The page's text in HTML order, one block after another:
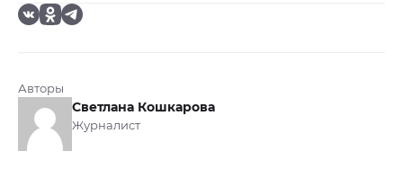
Авторы
Светлана Кошкарова
Журналист